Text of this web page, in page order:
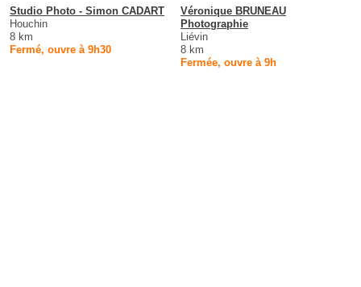
Studio Photo - Simon CADART
Houchin
8 km
Fermé, ouvre à 9h30
Véronique BRUNEAU
Photographie
Liévin
8 km
Fermée, ouvre à 9h